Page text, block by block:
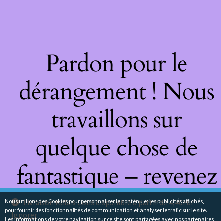
Livraison Relais Colis disponible à partir de 4,40Eur
Ignorer
Pardon pour le
dérangement ! Nous
travaillons sur
quelque chose de
fantastique – revenez
bientôt !
Nous utilions des Cookies pour personnaliser le contenu et les publicités affichés,
pour fournir des fonctionnalités de communication et analyser le trafic sur le site.
Les informations de votre navigation sur ce site sont partagées avec nos partenaires